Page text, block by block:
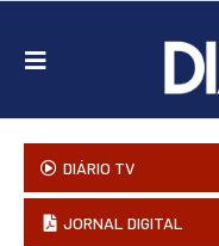
DIÁRIO TV
JORNAL DIGITAL